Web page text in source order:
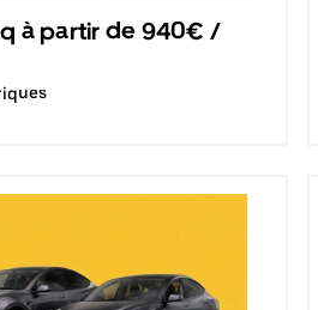
à partir de 940€ /